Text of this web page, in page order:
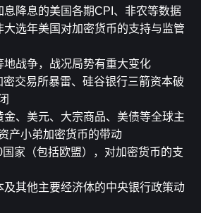
息降息的美国各期CPI、非农等数据
选年美国对加密货币的支持与监管
战争，战况局势有重大变化
交易所暴雷、硅谷银行三箭资本破
、美元、大宗商品、美债等全球主
产小弟加密货币的带动
家（包括欧盟），对加密货币的支
其他主要经济体的中央银行政策动